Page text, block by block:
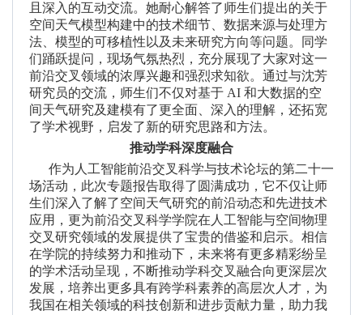
且深入的互动交流。她耐心解答了师生们提出的关于
空间天气模型构建中的技术细节、数据来源与处理方
法、模型的可移植性以及未来研究方向等问题。同学
们踊跃提问，现场气氛热烈，充分展现了大家对这一
前沿交叉领域的浓厚兴趣和强烈求知欲。通过与沈芳
研究员的交流，师生们不仅对基于 AI 和大数据的空
间天气研究及建模有了更全面、深入的理解，还拓宽
了学术视野，启发了新的研究思路和方法。
推动学科深度融合
作为人工智能前沿交叉科学与技术论坛的第二十一
场活动， 此次专题报告取得了圆满成功，它不仅让师
生们深入了解了空间天气研究的前沿动态和先进技术
应用，更为前沿交叉科学学院在人工智能与空间物理
交叉研究领域的发展提供了宝贵的借鉴和启示。相信
在学院的持续努力和推动下，未来将有更多精彩纷呈
的学术活动呈现，不断推动学科交叉融合向更深层次
发展，培养出更多具有跨学科素养的高层次人才，为
我国在相关领域的科技创新和进步贡献力量，助力我